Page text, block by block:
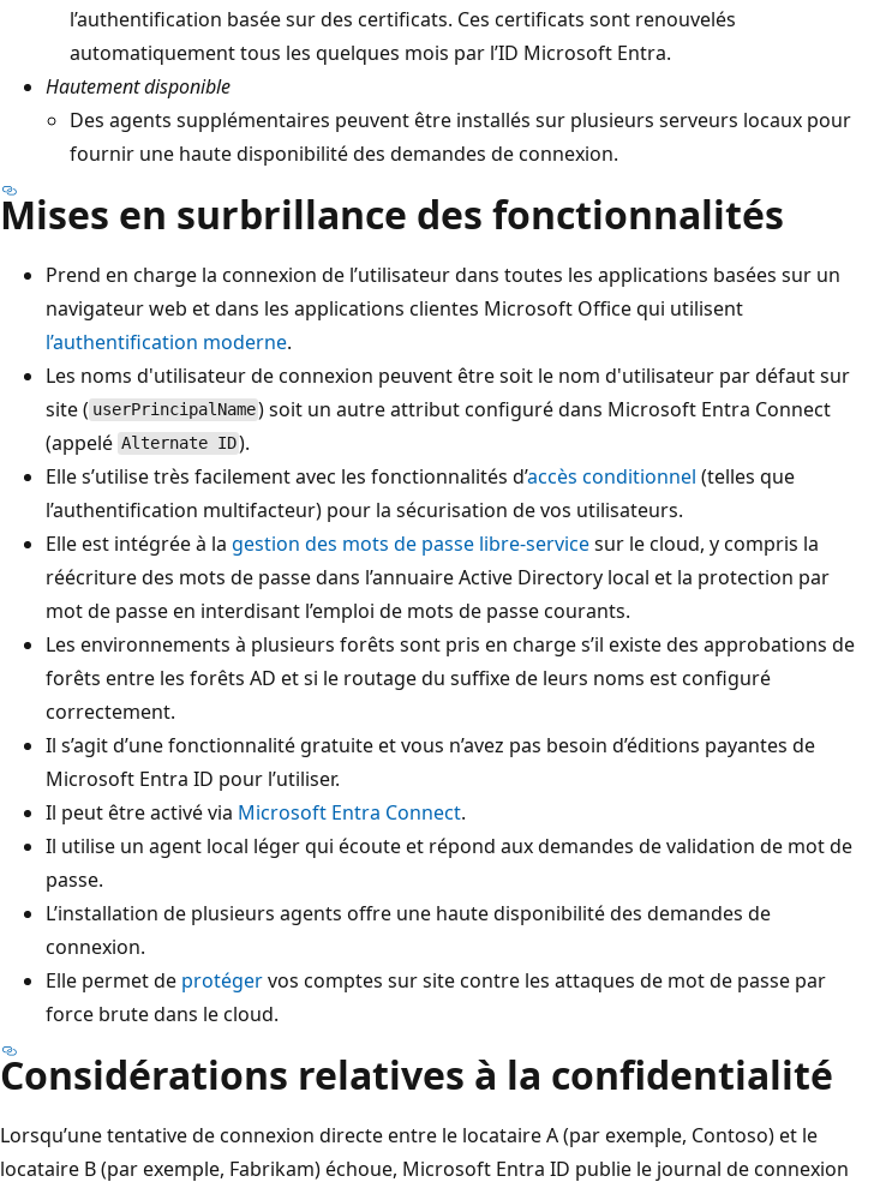
l’authentification basée sur des certificats. Ces certificats sont renouvelés
automatiquement tous les quelques mois par l’ID Microsoft Entra.
Hautement disponible
Des agents supplémentaires peuvent être installés sur plusieurs serveurs locaux pour
fournir une haute disponibilité des demandes de connexion.
Mises en surbrillance des fonctionnalités
Prend en charge la connexion de l’utilisateur dans toutes les applications basées sur un
navigateur web et dans les applications clientes Microsoft Office qui utilisent
l’authentification moderne.
Les noms d'utilisateur de connexion peuvent être soit le nom d'utilisateur par défaut sur
site ( userPrincipalName) soit un autre attribut configuré dans Microsoft Entra Connect
(appelé Alternate ID).
Elle s’utilise très facilement avec les fonctionnalités d’accès conditionnel (telles que
l’authentification multifacteur) pour la sécurisation de vos utilisateurs.
Elle est intégrée à la gestion des mots de passe libre-servicesur le cloud, y compris la
réécriture des mots de passe dans l’annuaire Active Directory local et la protection par
mot de passe en interdisant l’emploi de mots de passe courants.
Les environnements à plusieurs forêts sont pris en charge s’il existe des approbations de
forêts entre les forêts AD et si le routage du suffixe de leurs noms est configuré
correctement.
Il s’agit d’une fonctionnalité gratuite et vous n’avez pas besoin d’éditions payantes de
Microsoft Entra ID pour l’utiliser.
Il peut être activé via Microsoft Entra Connect.
Il utilise un agent local léger qui écoute et répond aux demandes de validation de mot de
passe.
L’installation de plusieurs agents offre une haute disponibilité des demandes de
connexion.
Elle permet de protégervos comptes sur site contre les attaques de mot de passe par
force brute dans le cloud.
Considérations relatives à la confidentialité
Lorsqu’une tentative de connexion directe entre le locataire A (par exemple, Contoso) et le
locataire B (par exemple, Fabrikam) échoue, Microsoft Entra ID publie le journal de connexion